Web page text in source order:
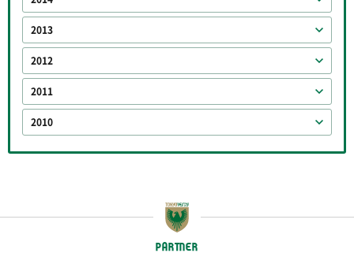
2013
2012
2011
2010
PARTNER